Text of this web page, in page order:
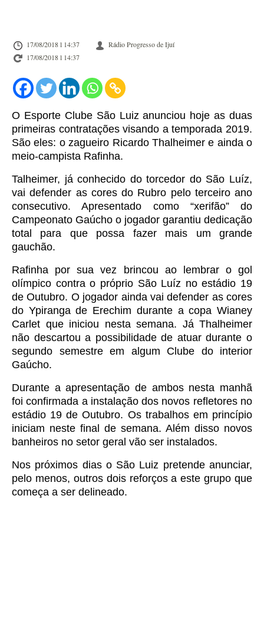
17/08/2018 l 14:37
Rádio Progresso de Ijuí
17/08/2018 l 14:37
O Esporte Clube São Luiz anunciou hoje as duas
primeiras contratações visando a temporada 2019.
São eles: o zagueiro Ricardo Thalheimer e ainda o
meio-campista Rafinha.
Talheimer, já conhecido do torcedor do São Luíz,
vai defender as cores do Rubro pelo terceiro ano
consecutivo. Apresentado como “xerifão” do
Campeonato Gaúcho o jogador garantiu dedicação
total para que possa fazer mais um grande
gauchão.
Rafinha por sua vez brincou ao lembrar o gol
olímpico contra o próprio São Luíz no estádio 19
de Outubro. O jogador ainda vai defender as cores
do Ypiranga de Erechim durante a copa Wianey
Carlet que iniciou nesta semana. Já Thalheimer
não descartou a possibilidade de atuar durante o
segundo semestre em algum Clube do interior
Gaúcho.
Durante a apresentação de ambos nesta manhã
foi confirmada a instalação dos novos refletores no
estádio 19 de Outubro. Os trabalhos em princípio
iniciam neste final de semana. Além disso novos
banheiros no setor geral vão ser instalados.
Nos próximos dias o São Luiz pretende anunciar,
pelo menos, outros dois reforços a este grupo que
começa a ser delineado.